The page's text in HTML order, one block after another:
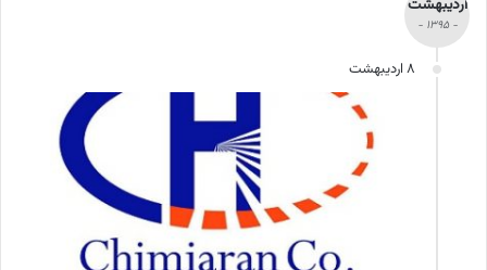
اردیبهشت
- 1395 -
8 اردیبهشت